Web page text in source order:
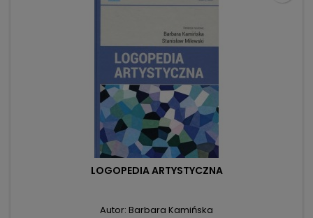
LOGOPEDIA ARTYSTYCZNA
Autor: Barbara Kamińska